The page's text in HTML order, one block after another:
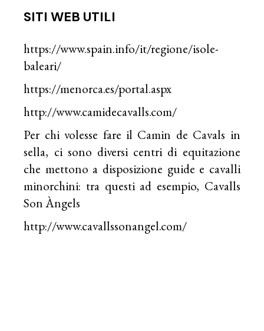
SITI WEB UTILI
https://www.spain.info/it/regione/isole-
baleari/
https://menorca.es/portal.aspx
http://www.camidecavalls.com/
Per chi volesse fare il Camin de Cavals in
sella, ci sono diversi centri di equitazione
che mettono a disposizione guide e cavalli
minorchini: tra questi ad esempio, Cavalls
Son Àngels
http://www.cavallssonangel.com/